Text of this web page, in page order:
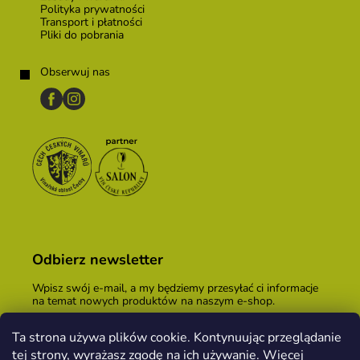
Ta strona używa plików cookie. Kontynuując przeglądanie
tej strony, wyrażasz zgodę na ich używanie. Więcej
Polityka prywatności
Transport i płatności
Pliki do pobrania
Obserwuj nas
Odbierz newsletter
Wpisz swój e-mail, a my będziemy przesyłać ci informacje
na temat nowych produktów na naszym e-shop.